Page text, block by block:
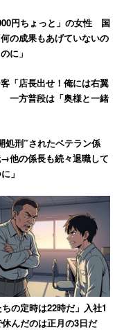
円ちょっと」の女性 国
の成果もあげていないの
に」
「店長出せ！俺には右翼
一方普段は「奥様と一緒
処刑”されたベテラン係
他の係長も続々退職して
」
ちの定時は22時だ」入社1
んだのは正月の3日だ